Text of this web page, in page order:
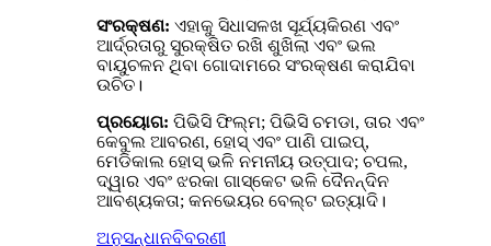
ସଂରକ୍ଷଣ: ଏହାକୁ ସିଧାସଳଖ ସୂର୍ଯ୍ୟକିରଣ ଏବଂ
ଆର୍ଦ୍ରତାରୁ ସୁରକ୍ଷିତ ରଖି ଶୁଖିଲା ଏବଂ ଭଲ
ବାୟୁଚଳନ ଥିବା ଗୋଦାମରେ ସଂରକ୍ଷଣ କରାଯିବା
ଉଚିତ।
ପ୍ରୟୋଗ: ପିଭିସି ଫିଲ୍ମ; ପିଭିସି ଚମଡା, ତାର ଏବଂ
କେବୁଲ ଆବରଣ, ହୋସ୍ ଏବଂ ପାଣି ପାଇପ୍,
ମେଡିକାଲ ହୋସ୍ ଭଳି ନମନୀୟ ଉତ୍ପାଦ; ଚପଲ,
ଦ୍ୱାର ଏବଂ ଝରକା ଗାସ୍କେଟ ଭଳି ଦୈନନ୍ଦିନ
ଆବଶ୍ୟକତା; କନଭେୟର ବେଲ୍ଟ ଇତ୍ୟାଦି।
ଅନୁସନ୍ଧାନବିବରଣୀ